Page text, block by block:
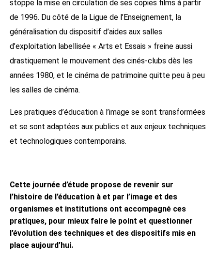
stoppe la mise en circulation de ses copies films à partir
de 1996. Du côté de la Ligue de l’Enseignement, la
généralisation du dispositif d’aides aux salles
d’exploitation labellisée « Arts et Essais » freine aussi
drastiquement le mouvement des cinés-clubs dès les
années 1980, et le cinéma de patrimoine quitte peu à peu
les salles de cinéma.
Les pratiques d’éducation à l’image se sont transformées
et se sont adaptées aux publics et aux enjeux techniques
et technologiques contemporains.
Cette journée d’étude propose de revenir sur
l’histoire de l’éducation à et par l’image et des
organismes et institutions ont accompagné ces
pratiques, pour mieux faire le point et questionner
l’évolution des techniques et des dispositifs mis en
place aujourd’hui.